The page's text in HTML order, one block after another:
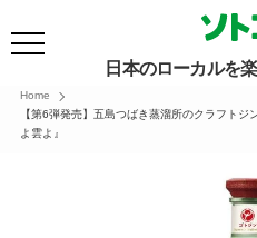
日本のローカルを
Home
【第6弾発売】五島つばき蒸溜所のクラフト
よ雲よ』